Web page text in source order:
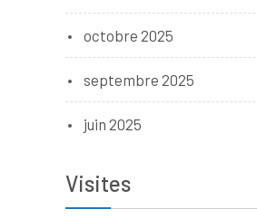
octobre 2025
septembre 2025
juin 2025
Visites